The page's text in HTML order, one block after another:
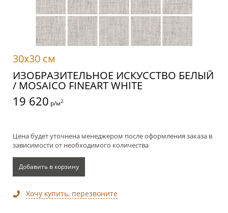
30x30 см
ИЗОБРАЗИТЕЛЬНОЕ ИСКУССТВО БЕЛЫЙ
/ MOSAICO FINEART WHITE
19 620 р/м2
Цена будет уточнена менеджером после оформления заказа в
зависимости от необходимого количества
Добавить в корзину
Хочу купить, перезвоните